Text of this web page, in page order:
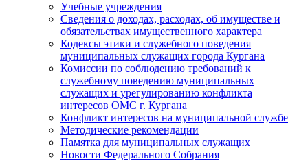
Учебные учреждения
Сведения о доходах, расходах, об имуществе и
обязательствах имущественного характера
Кодексы этики и служебного поведения
муниципальных служащих города Кургана
Комиссии по соблюдению требований к
служебному поведению муниципальных
служащих и урегулированию конфликта
интересов ОМС г. Кургана
Конфликт интересов на муниципальной службе
Методические рекомендации
Памятка для муниципальных служащих
Новости Федерального Cобрания